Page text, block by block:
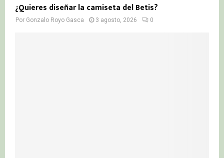
¿Quieres diseñar la camiseta del Betis?
Por Gonzalo Royo Gasca 3 agosto, 2026 0